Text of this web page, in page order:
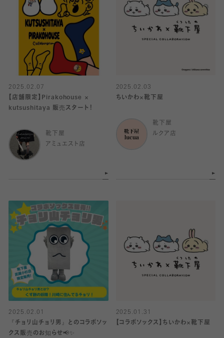
2025.02.07
【店舗限定】Pirakohouse ×
kutsushitaya 販売スタート！
靴下屋
アミュエスト店
2025.02.03
ちいかわ×靴下屋
靴下屋
ルクア店
2025.02.01
『チョリ山チョリ男』とのコラボソッ
クス販売のお知らせ📢✨
2025.01.31
【コラボソックス】ちいかわ×靴下屋